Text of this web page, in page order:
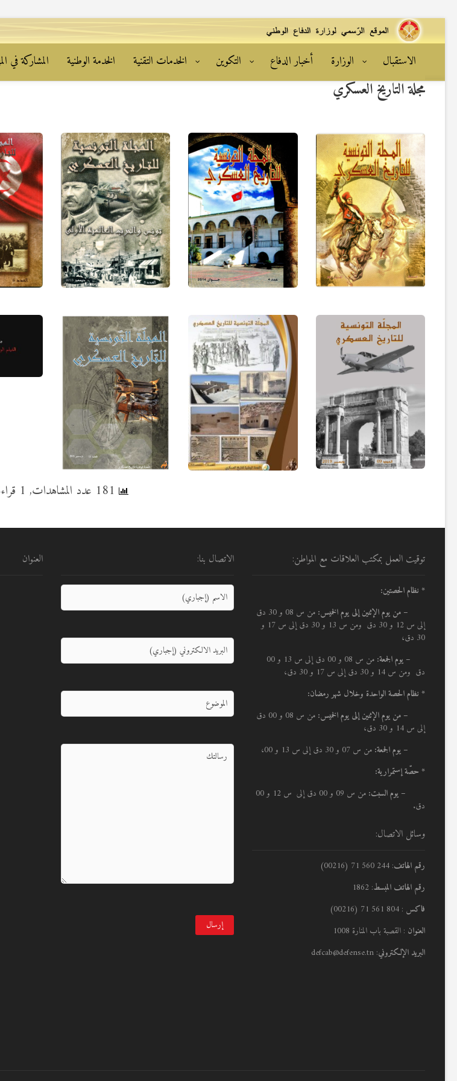
الاستقبال
الوزارة أخبار الدفاع التكوين الخدمات التقنية الخدمة الوطنية المشاركة في
مجلة التاريخ العسكري
توقيت العمل بمكتب العلاقات مع المواطن:
* نظام الحصتين:
– من يوم الإثنين إلى يوم الخميس:
من س 08 و 30 دق
إلى س 12 و 30 دق ومن س 13 و 30 دق إلى س 17 و
30 دق،
– يوم الجمعة:
من س 08 و 00 دق إلى س 13 و 00
دق ومن س 14 و 30 دق إلى س 17 و 30 دق،
* نظام الحصة الواحدة وخلال شهر رمضان:
– من يوم الإثنين إلى يوم الخميس:
من س 08 و 00 دق
إلى س 14 و 30 دق،
– يوم الجمعة: من س 07 و 30 دق إلى س 13 و 00،
* حصّة إستمرارية:
– يوم السبت:
من س 09 و 00 دق إلى س 12 و 00
دق.
وسائل الاتصال:
رقم الهاتف: 244 560 71 (00216)
رقم الهاتف المبسط: 1862
فاكس : 804 561 71 (00216)
العنوان : القصبة باب المنارة 1008
البريد الإلكتروني: defcab@defense.tn
الاتصال بنا: العنوان